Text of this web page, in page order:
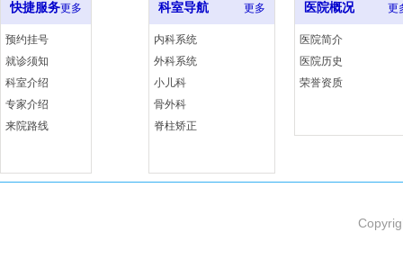
快捷服务更多
预约挂号
就诊须知
科室介绍
专家介绍
来院路线
科室导航 更多
内科系统
外科系统
小儿科
骨外科
脊柱矫正
医院概况 更
医院简介
医院历史
荣誉资质